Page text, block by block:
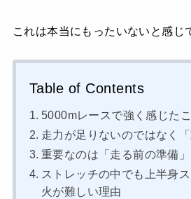
これは本当にもったいないと感じ
Table of Contents
5000mレースで強く感じた
走力が足りないのではなく「
重要なのは「走る前の準備」
ストレッチの中でも上半身
火が難しい理由